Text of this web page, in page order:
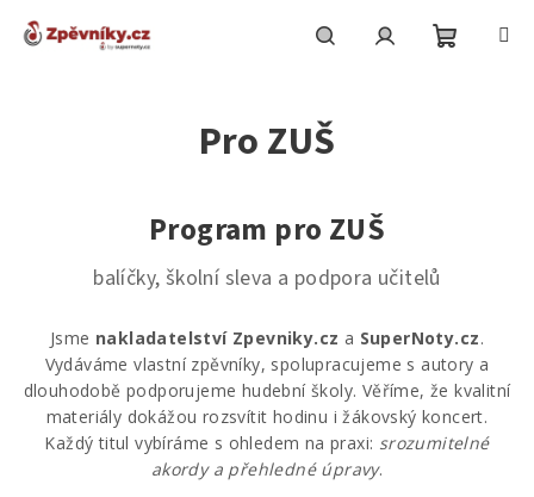
Pro ZUŠ
Program pro ZUŠ
balíčky, školní sleva a podpora učitelů
Jsme nakladatelství Zpevniky.cz a SuperNoty.cz.
Vydáváme vlastní zpěvníky, spolupracujeme s autory a
dlouhodobě podporujeme hudební školy. Věříme, že kvalitní
materiály dokážou rozsvítit hodinu i žákovský koncert.
Každý titul vybíráme s ohledem na praxi: srozumitelné
akordy a přehledné úpravy.